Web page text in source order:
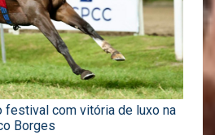
festival com vitória de luxo na
Borges